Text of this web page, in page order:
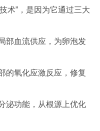
术”，是因为它通过三大
部血流供应，为卵泡发
的氧化应激反应，修复
泌功能，从根源上优化